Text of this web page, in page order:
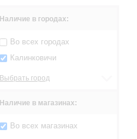
Наличие в городах:
Во всех городах
Калинковичи
Выбрать город
Наличие в магазинах:
Во всех магазинах